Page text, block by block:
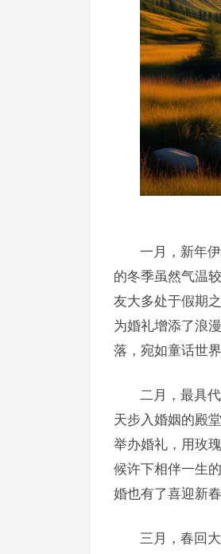
一月，新年
的冬季虽然气温
友大多处于假期
为婚礼增添了浪
落，宛如童话世
二月，最具
天步入婚姻的殿
举办婚礼，用玫
候许下相伴一生
婚也有了喜迎新
三月，春回